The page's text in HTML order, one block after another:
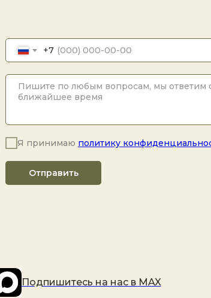
+7
Я принимаю политику
Отправить
Подпишитесь на наc в MAX